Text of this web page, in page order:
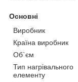
Основні
Виробник
Країна виробник
Об`єм
Тип нагрівального
елементу